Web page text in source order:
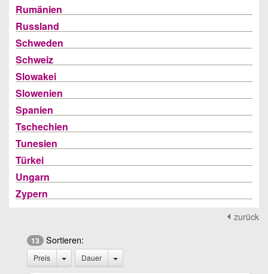
Rumänien
Russland
Schweden
Schweiz
Slowakei
Slowenien
Spanien
Tschechien
Tunesien
Türkei
Ungarn
Zypern
zurück
13 Sortieren:
Preis Dauer